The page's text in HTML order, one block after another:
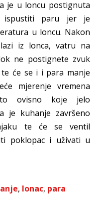
je u loncu postignuta
ispustiti paru jer je
u loncu. Nakon
iz lonca, vatru na
ne postignete zvuk
će se i i para manje
mjerenje vremena
ovisno koje jelo
je kuhanje završeno
te će se ventil
poklopac i uživati u
, lonac, para